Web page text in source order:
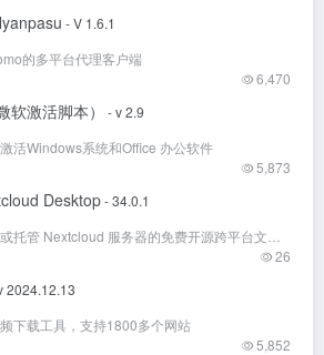
- V 1.6.1
的多平台代理客户端
6,470
软激活脚本）
- v 2.9
活Windows系统和Office 办公软件
5,873
Desktop- 34.0.1
26
2024.12.13
下载工具，支持1800多个网站
5,852